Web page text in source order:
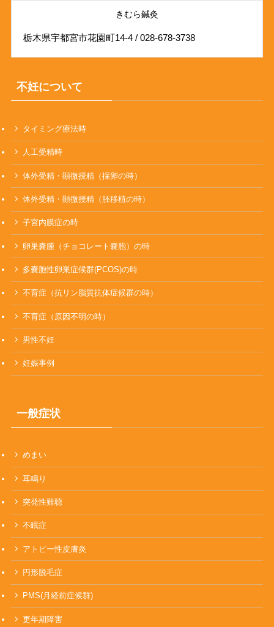
きむら鍼灸
栃木県宇都宮市花園町14-4 / 028-678-3738
不妊について
タイミング療法時
人工受精時
体外受精・顕微授精（採卵の時）
体外受精・顕微授精（胚移植の時）
子宮内膜症の時
卵巣嚢腫（チョコレート嚢胞）の時
多嚢胞性卵巣症候群(PCOS)の時
不育症（抗リン脂質抗体症候群の時）
不育症（原因不明の時）
男性不妊
妊娠事例
一般症状
めまい
耳鳴り
突発性難聴
不眠症
アトピー性皮膚炎
円形脱毛症
PMS(月経前症候群)
更年期障害